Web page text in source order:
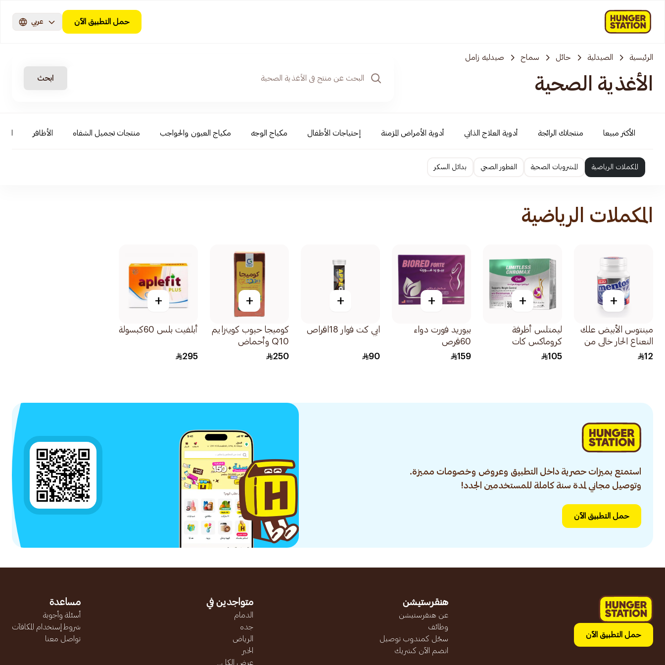
حمل التطبيق الآن عربي
الرئيسية الصيدلية حائل سماح صيدليه زامل
الأغذية الصحية ابحث
الأكثر مبيعا منتجاتك الرائجة أدوية العلاج الذاتي أدوية الأمراض المزمنة إحتياجات الأطفال مكياج الوجه مكياج العيون والحواجب منتجات تجميل الشفاه الأظافر
المكملات الرياضية المشروبات الصحية الفطور الصحي بدائل السكر
المكملات الرياضية
+
مينتوس الأبيض علك
النعناع الحار خالي من
السكر 38قطعة
12
+
ليمتلس أظرفة
كروماكس كات
30كيس
105
+
بيوريد فورت دواء
60قرص
159
+
ابي كت فوار 18اقراص
90
+
كوميجا حبوب كوينزايم
Q10 وأحماض
250
+
أبلفيت بلس 60كبسولة
295
استمتع بميزات حصرية داخل التطبيق وعروض وخصومات مميزة.
وتوصيل مجاني لمدة سنة كاملة للمستخدمين الجدد!
حمل التطبيق الآن
حمل التطبيق الآن
هنقرستيشن
عن هنقرستيشن
وظائف
سجّل كمندوب توصيل
انضم الآن كشريك
متواجدين في
الدمام
جده
الرياض
الخبر
عرض الكل...
مساعدة
أسئلة وأجوبة
شروط إستخدام المكافآت
تواصل معنا